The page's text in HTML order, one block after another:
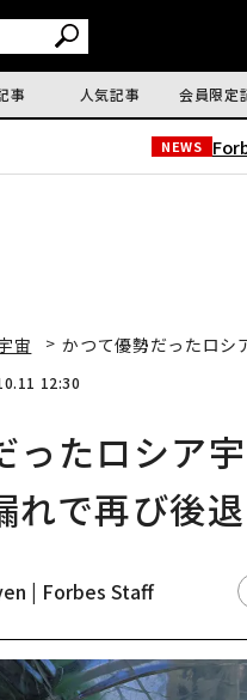
事 人気記事 会員限定
NEWS
宙 かつて優勢だったロシ
12:30
ったロシア
れで再び後退
| Forbes Staff